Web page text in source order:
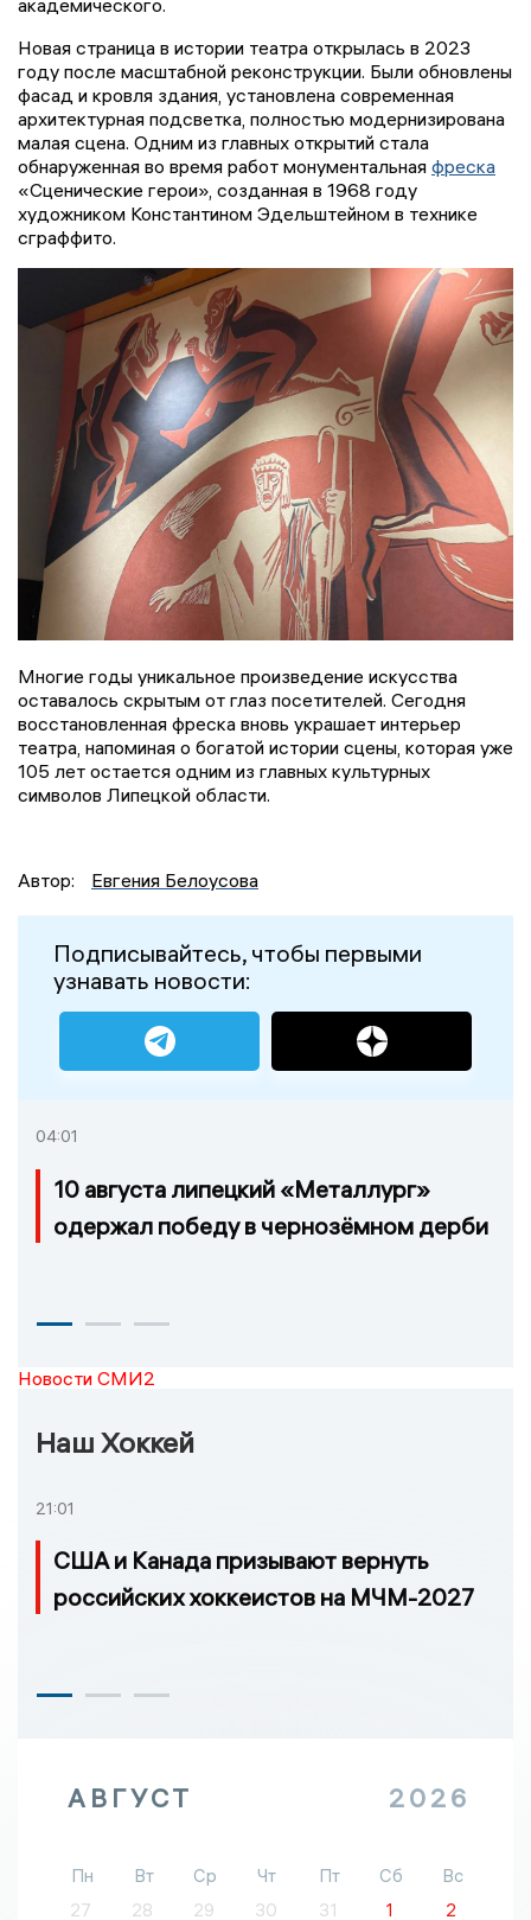
академического.
Новая страница в истории театра открылась в 2023
году после масштабной реконструкции. Были обновлены
фасад и кровля здания, установлена современная
архитектурная подсветка, полностью модернизирована
малая сцена. Одним из главных открытий стала
обнаруженная во время работ монументальная фреска
«Сценические герои», созданная в 1968 году
художником Константином Эдельштейном в технике
сграффито.
Многие годы уникальное произведение искусства
оставалось скрытым от глаз посетителей. Сегодня
восстановленная фреска вновь украшает интерьер
театра, напоминая о богатой истории сцены, которая уже
105 лет остается одним из главных культурных
символов Липецкой области.
Автор: Евгения Белоусова
Подписывайтесь, чтобы первыми
узнавать новости:
04:01
10 августа липецкий «Металлург»
одержал победу в чернозёмном дерби
Новости СМИ2
Наш Хоккей
21:01
США и Канада призывают вернуть
российских хоккеистов на МЧМ-2027
АВГУСТ 2026
Пн Вт Ср Чт Пт Сб
Вс
27
28 29 30 31 1
2